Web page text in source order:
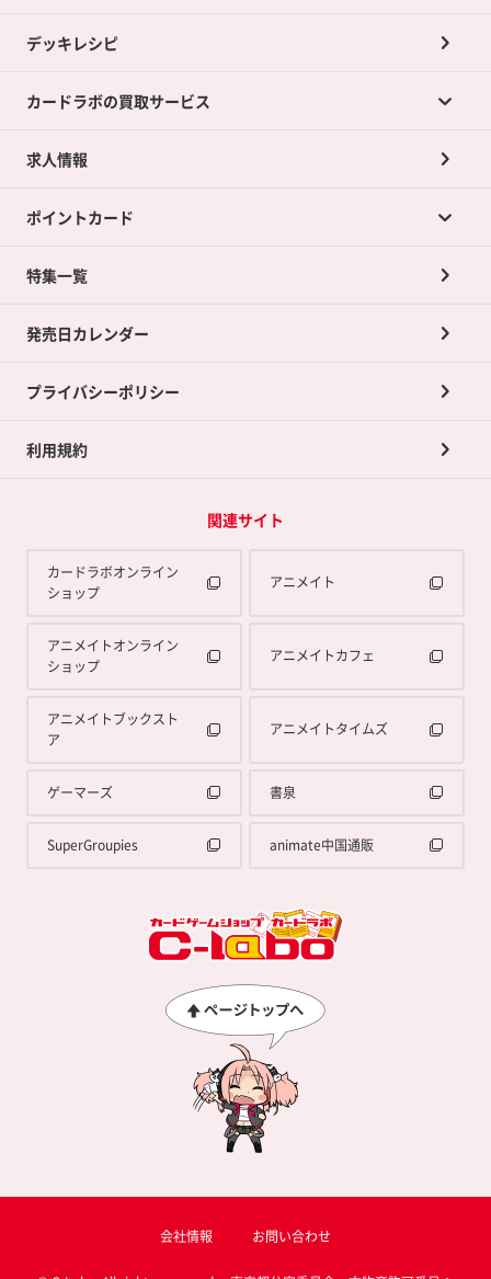
デッキレシピ
カードラボの買取サービス
カードラボの買取サービスTOP
店舗買取について
ネット買取について
買取承諾書について
求人情報
ポイントカード
ポイントカードTOP
ポイント交換景品
特集一覧
発売日カレンダー
プライバシーポリシー
利用規約
関連サイト
カードラボオンライン
ショップ
アニメイト
アニメイトオンライン
ショップ
アニメイトカフェ
アニメイトブックスト
ア
アニメイトタイムズ
ゲーマーズ 書泉
SuperGroupies animate中国通販
会社情報 お問い合わせ